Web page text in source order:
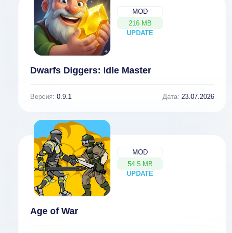
MOD
216 MB
UPDATE
NEW
Dwarfs Diggers: Idle Master
Версия: 0.9.1 Дата: 23.07.2026
MOD
54.5 MB
UPDATE
NEW
Age of War